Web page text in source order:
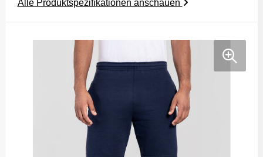
Alle Produktspezifikationen anschauen